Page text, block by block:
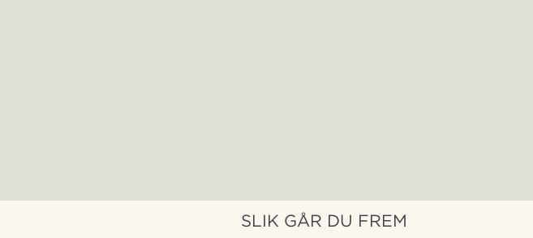
SLIK GÅR DU FREM